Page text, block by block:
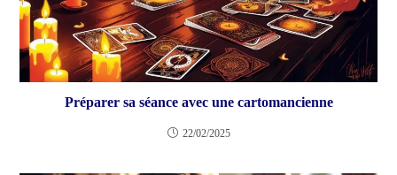
Préparer sa séance avec une cartomancienne
22/02/2025